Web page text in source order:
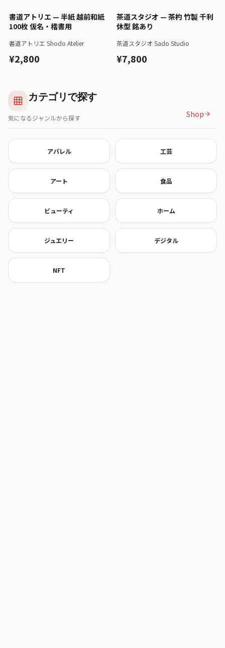
認証済
書道アトリエ — 半紙 越前和紙
100枚 仮名・楷書用
書道アトリエ Shodo Atelier
¥2,800
認証済
茶道スタジオ — 茶杓 竹製 千利
休型 銘あり
茶道スタジオ Sado Studio
¥7,800
カテゴリで探す
気になるジャンルから探す Shop
アパレル 工芸
アート 食品
ビューティ ホーム
ジュエリー デジタル
NFT